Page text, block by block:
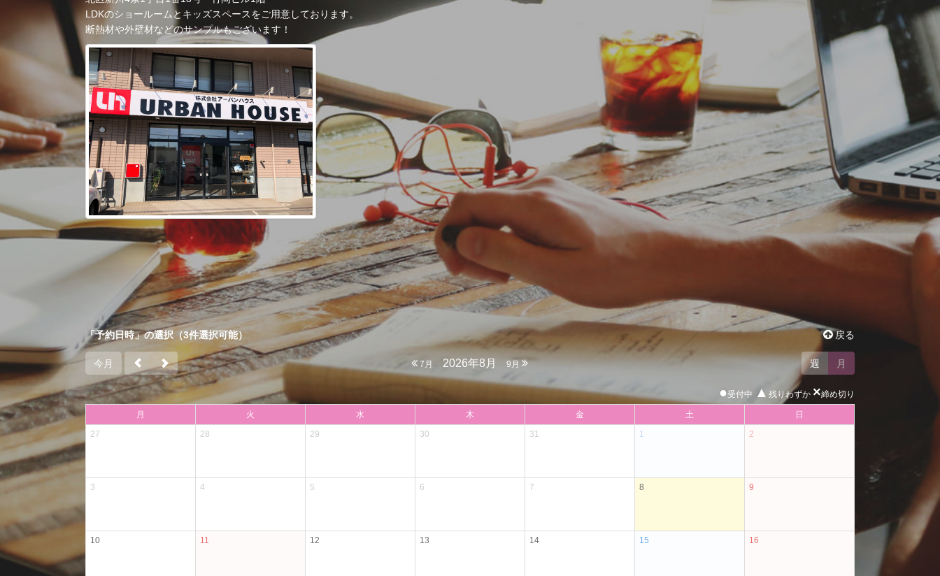
LDKのショールームとキッズスペースをご用意しております。
断熱材や外壁材などのサンプルもございます！
戻る
「予約日時」の選択（3件選択可能）
今月 7月 2026年8月 9月 週 月
●受付中 ▲ 残りわずか ×締め切り
月 火 水 木 金 土
日
27
28 29 30 31 1 2
3 4 5 6 7 8 9
10 11 12 13 14 15 16